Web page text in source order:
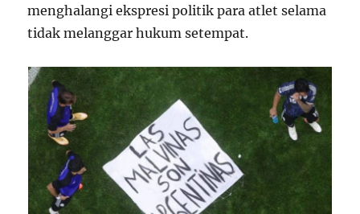
menghalangi ekspresi politik para atlet selama
tidak melanggar hukum setempat.